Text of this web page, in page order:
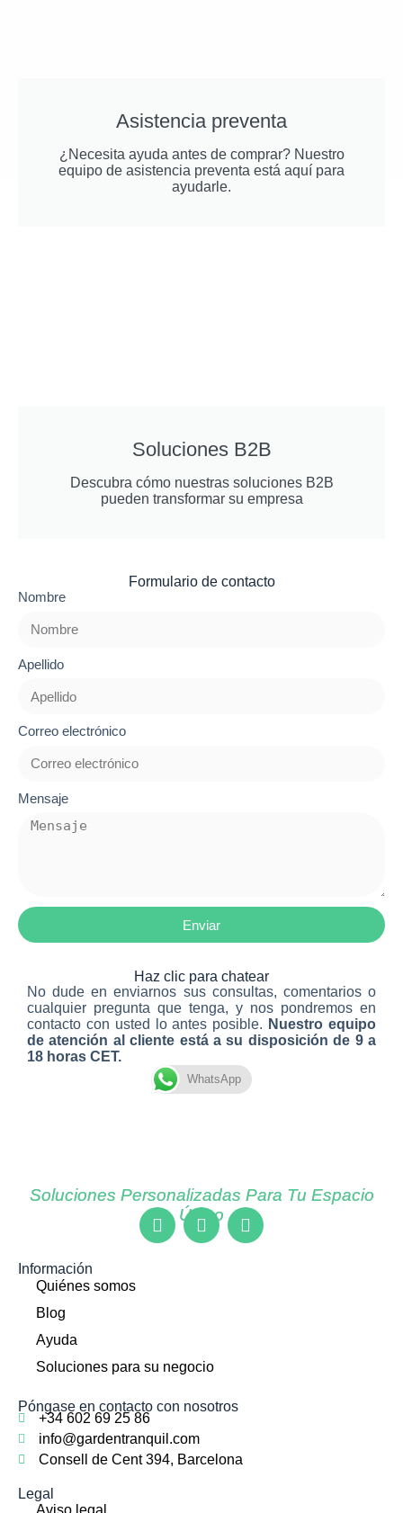
Asistencia preventa
¿Necesita ayuda antes de comprar? Nuestro
equipo de asistencia preventa está aquí para
ayudarle.
Soluciones B2B
Descubra cómo nuestras soluciones B2B
pueden transformar su empresa
Formulario de contacto
Nombre
Apellido
Correo electrónico
Mensaje
Enviar
Haz clic para chatear
No dude en enviarnos sus consultas, comentarios o
cualquier pregunta que tenga, y nos pondremos en
contacto con usted lo antes posible. Nuestro equipo
de atención al cliente está a su disposición de 9 a
18 horas CET.
WhatsApp
Soluciones Personalizadas Para Tu Espacio
Único
Información
Quiénes somos
Blog
Ayuda
Soluciones para su negocio
Póngase en contacto con nosotros
+34 602 69 25 86
info@gardentranquil.com
Consell de Cent 394, Barcelona
Legal